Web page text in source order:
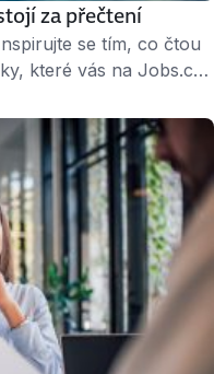
za přečtení
se tím, co čtou
které vás na Jobs.cz
firem a hned potom
do koše. Když
své šance už první